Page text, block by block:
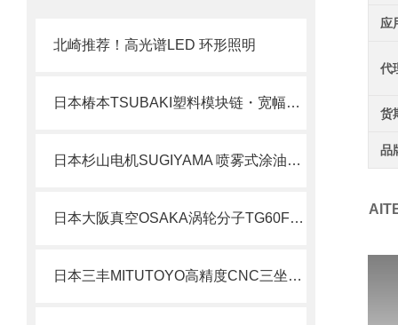
北崎推荐！高光谱LED 环形照明
日本椿本TSUBAKI塑料模块链・宽幅类型・BTH16型北崎热卖
日本杉山电机SUGIYAMA 喷雾式涂油装置PS-225简介
日本大阪真空OSAKA涡轮分子TG60F用于分析与检查装置北崎热卖
日本三丰MITUTOYO高精度CNC三坐标测量机 STRATO系列
应
代
货
品